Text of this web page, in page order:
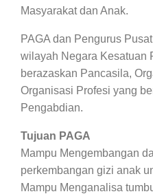
Masyarakat dan Anak.
PAGA dan Pengurus
wilayah Negara Kesatuan
berazaskan Pancasila,
Organisasi Profesi yang
Pengabdian.
Tujuan PAGA
Mampu Mengembangan
perkembangan gizi anak
Mampu Menganalisa